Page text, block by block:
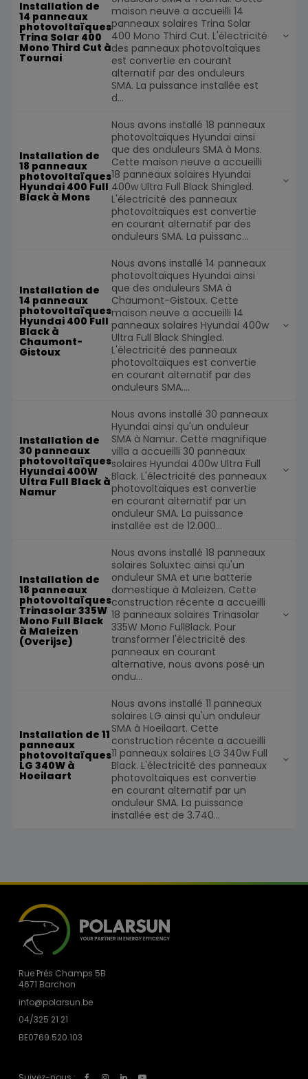
Installation de
14 panneaux
photovoltaïques
Trina Solar 400
Mono Third Cut à
Tournai
maison neuve a accueilli 14
panneaux solaires Trina Solar
400 Mono Third Cut. L'électricité
des panneaux photovoltaïques
est convertie en courant
alternatif par des onduleurs
SMA. La puissance installée est
d...
Installation de
18 panneaux
photovoltaïques
Hyundai 400 Full
Black à Mons
Nous avons installé 18 panneaux
photovoltaïques Hyundai ainsi
que des onduleurs SMA à Mons.
Cette maison neuve a accueilli
18 panneaux solaires Hyundai
400w Ultra Full Black Shingled.
L'électricité des panneaux
photovoltaïques est convertie
en courant alternatif par des
onduleurs SMA. La puissanc...
Installation de
14 panneaux
photovoltaïques
Hyundai 400 Full
Black à
Chaumont-
Gistoux
Nous avons installé 14 panneaux
photovoltaïques Hyundai ainsi
que des onduleurs SMA à
Chaumont-Gistoux. Cette
maison neuve a accueilli 14
panneaux solaires Hyundai 400w
Ultra Full Black Shingled.
L'électricité des panneaux
photovoltaïques est convertie
en courant alternatif par des
onduleurs SMA....
Installation de
30 panneaux
photovoltaïques
Hyundai 400W
Ultra Full Black à
Namur
Nous avons installé 30 panneaux
Hyundai ainsi qu'un onduleur
SMA à Namur. Cette magnifique
villa a accueilli 30 panneaux
solaires Hyundai 400w Ultra Full
Black. L'électricité des panneaux
photovoltaïques est convertie
en courant alternatif par un
onduleur SMA. La puissance
installée est de 12.000...
Installation de
18 panneaux
photovoltaïques
Trinasolar 335W
Mono Full Black
à Maleizen
(Overijse)
Nous avons installé 18 panneaux
solaires Soluxtec ainsi qu'un
onduleur SMA et une batterie
domestique à Maleizen. Cette
construction récente a accueilli
18 panneaux solaires Trinasolar
335W Mono FullBlack. Pour
transformer l'électricité des
panneaux en courant
alternative, nous avons posé un
ondu...
Installation de 11
panneaux
photovoltaïques
LG 340W à
Hoeilaart
Nous avons installé 11 panneaux
solaires LG ainsi qu'un onduleur
SMA à Hoeilaart. Cette
construction récente a accueilli
11 panneaux solaires LG 340w Full
Black. L'électricité des panneaux
photovoltaïques est convertie
en courant alternatif par un
onduleur SMA. La puissance
installée est de 3.740...
Rue Prés Champs 5B
4671 Barchon
info@polarsun.be
04/325 21 21
BE0769.520.103